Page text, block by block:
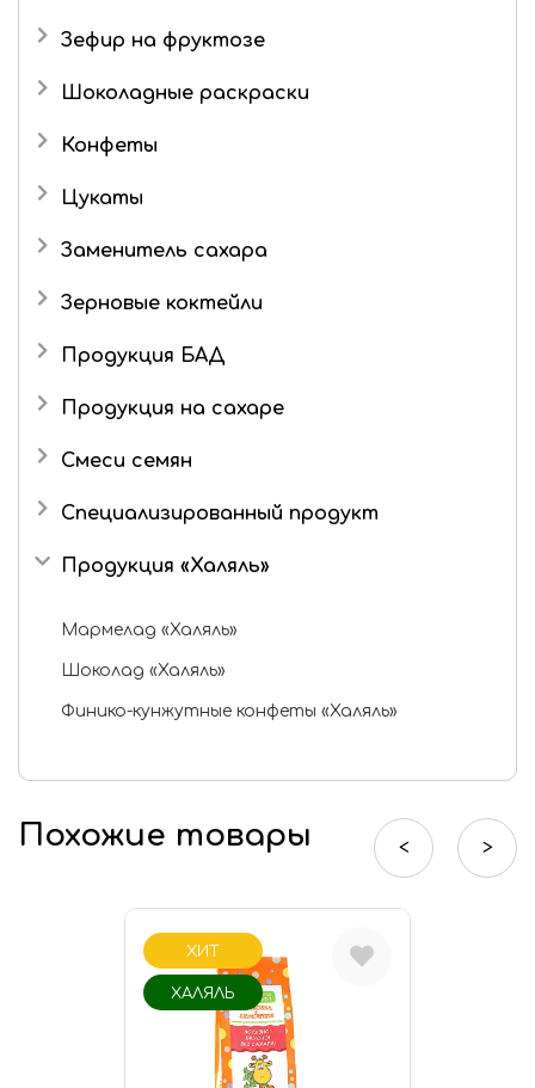
Мармелад в шоколаде
Три кота
Зефир на фруктозе
Шоколадные раскраски
Конфеты
Подарочные наборы
Цукаты
Имбирь в сахаре
Заменитель сахара
Зерновые коктейли
Продукция БАД
Продукция на сахаре
Драже
Шоколадные конфеты
Смеси семян
Специализированный продукт
Продукция «Халяль»
Мармелад «Халяль»
Шоколад «Халяль»
Финико-кунжутные конфеты «Халяль»
Похожие товары
ХИТ
ХАЛЯЛЬ
< >